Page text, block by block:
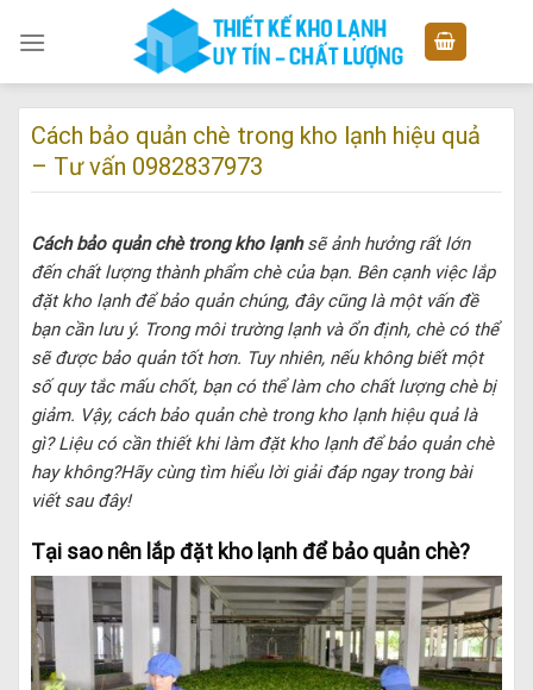
Cách bảo quản chè trong kho lạnh hiệu quả
– Tư vấn 0982837973
Cách bảo quản chè trong kho lạnhsẽ ảnh hưởng rất lớn
đến chất lượng thành phẩm chè của bạn. Bên cạnh việc lắp
đặt kho lạnh để bảo quản chúng, đây cũng là một vấn đề
bạn cần lưu ý. Trong môi trường lạnh và ổn định, chè có thể
sẽ được bảo quản tốt hơn. Tuy nhiên, nếu không biết một
số quy tắc mấu chốt, bạn có thể làm cho chất lượng chè bị
giảm. Vậy, cách bảo quản chè trong kho lạnh hiệu quả là
gì? Liệu có cần thiết khi làm đặt kho lạnh để bảo quản chè
hay không?Hãy cùng tìm hiểu lời giải đáp ngay trong bài
viết sau đây!
Tại sao nên lắp đặt kho lạnh để bảo quản chè?